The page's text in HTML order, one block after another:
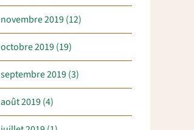
novembre 2019 (12)
octobre 2019 (19)
septembre 2019 (3)
août 2019 (4)